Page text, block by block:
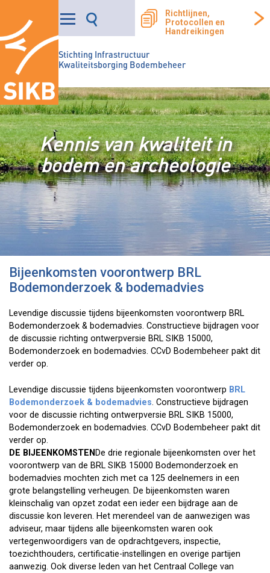
Stichting Infrastructuur
Kwaliteitsborging Bodembeheer
Richtlijnen,
Protocollen en
Handreikingen
Kennis van kwaliteit in
bodem en archeologie
Bijeenkomsten voorontwerp BRL
Bodemonderzoek & bodemadvies
Levendige discussie tijdens bijeenkomsten voorontwerp BRL
Bodemonderzoek & bodemadvies. Constructieve bijdragen voor
de discussie richting ontwerpversie BRL SIKB 15000,
Bodemonderzoek en bodemadvies. CCvD Bodembeheer pakt dit
verder op.
Levendige discussie tijdens bijeenkomsten voorontwerp BRL
Bodemonderzoek & bodemadvies. Constructieve bijdragen
voor de discussie richting ontwerpversie BRL SIKB 15000,
Bodemonderzoek en bodemadvies. CCvD Bodembeheer pakt dit
verder op.
DE BIJEENKOMSTEN De drie regionale bijeenkomsten over het
voorontwerp van de BRL SIKB 15000 Bodemonderzoek en
bodemadvies mochten zich met ca 125 deelnemers in een
grote belangstelling verheugen. De bijeenkomsten waren
kleinschalig van opzet zodat een ieder een bijdrage aan de
discussie kon leveren. Het merendeel van de aanwezigen was
adviseur, maar tijdens alle bijeenkomsten waren ook
vertegenwoordigers van de opdrachtgevers, inspectie,
toezichthouders, certificatie-instellingen en overige partijen
aanwezig. Ook diverse leden van het Centraal College van